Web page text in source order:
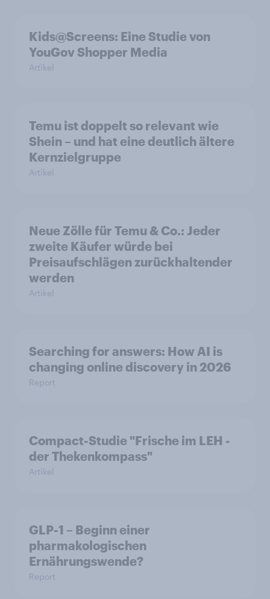
Kids@Screens: Eine Studie von
YouGov Shopper Media
Artikel
Temu ist doppelt so relevant wie
Shein – und hat eine deutlich ältere
Kernzielgruppe
Artikel
Neue Zölle für Temu & Co.: Jeder
zweite Käufer würde bei
Preisaufschlägen zurückhaltender
werden
Artikel
Searching for answers: How AI is
changing online discovery in 2026
Report
Compact-Studie "Frische im LEH -
der Thekenkompass"
Artikel
GLP-1 – Beginn einer
pharmakologischen
Ernährungswende?
Report